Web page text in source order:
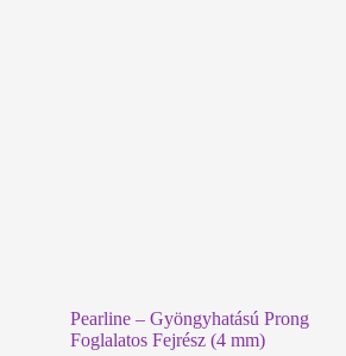
Pearline – Gyöngyhatású Prong
Foglalatos Fejrész (4 mm)